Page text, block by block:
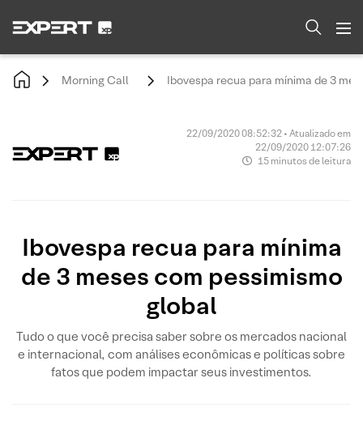
Morning Call Ibovespa recua para mínima de 3
22/09/2020 08:52:32 • Atualizado em
22/09/2020 12:07:26
15 minutos de leitura
Ibovespa recua para mínima
de 3 meses com pessimismo
global
Tudo o que você precisa saber sobre os mercados nacional
e internacional, com análises econômicas e políticas sobre
fatos que podem impactar seus investimentos.